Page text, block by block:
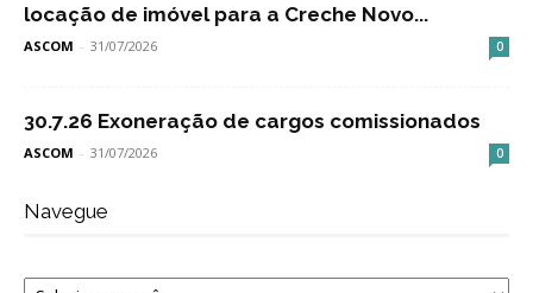
locação de imóvel para a Creche Novo...
ASCOM - 31/07/2026 0
30.7.26 Exoneração de cargos comissionados
ASCOM - 31/07/2026 0
Navegue
Navegue